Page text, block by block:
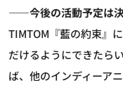
――今後の活動予定は決
TIMTOM 『藍の約束』
だけるようにできたら
ば、他のインディーア